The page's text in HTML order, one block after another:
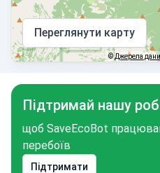
Переглянути карту
©Джерела
Підтримай нашу
щоб SaveEcoBot
перебоїв
Підтримати